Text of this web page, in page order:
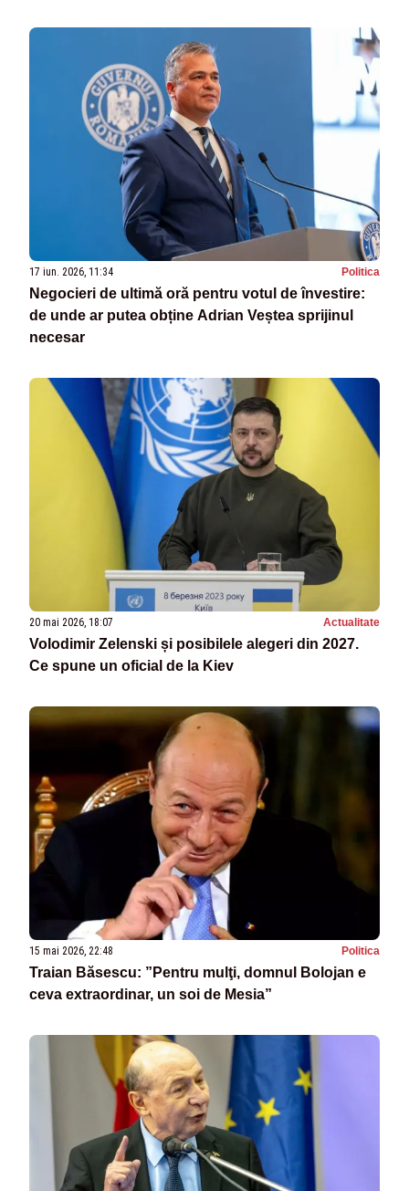
17 iun. 2026, 11:34 Politica
Negocieri de ultimă oră pentru votul de învestire:
de unde ar putea obține Adrian Veștea sprijinul
necesar
20 mai 2026, 18:07 Actualitate
Volodimir Zelenski și posibilele alegeri din 2027.
Ce spune un oficial de la Kiev
15 mai 2026, 22:48 Politica
Traian Băsescu: ”Pentru mulţi, domnul Bolojan e
ceva extraordinar, un soi de Mesia”